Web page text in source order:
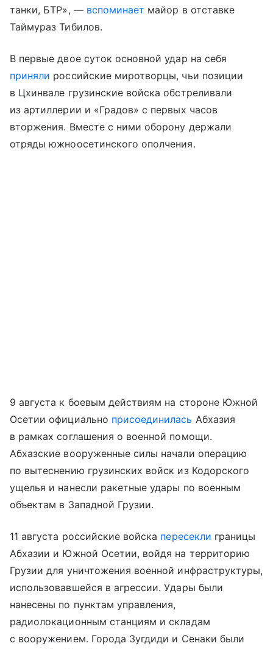
танки, БТР», — вспоминает майор в отставке
Таймураз Тибилов.
В первые двое суток основной удар на себя
приняли российские миротворцы, чьи позиции
в Цхинвале грузинские войска обстреливали
из артиллерии и «Градов» с первых часов
вторжения. Вместе с ними оборону держали
отряды южноосетинского ополчения.
9 августа к боевым действиям на стороне Южной
Осетии официально присоединилась Абхазия
в рамках соглашения о военной помощи.
Абхазские вооруженные силы начали операцию
по вытеснению грузинских войск из Кодорского
ущелья и нанесли ракетные удары по военным
объектам в Западной Грузии.
11 августа российские войска пересекли границы
Абхазии и Южной Осетии, войдя на территорию
Грузии для уничтожения военной инфраструктуры,
использовавшейся в агрессии. Удары были
нанесены по пунктам управления,
радиолокационным станциям и складам
с вооружением. Города Зугдиди и Сенаки были